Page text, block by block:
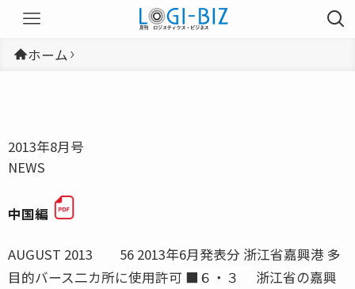
ホーム
2013年8月号
NEWS
中国編
AUGUST 2013 56 2013年6月発表分 浙江省嘉興港 多
目的バース二カ所に使用許可 ■６・３ 浙江省の嘉興